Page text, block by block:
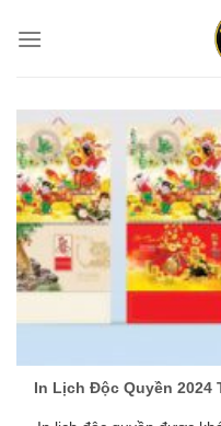
đến
In Lịch Độc Quyền 2024